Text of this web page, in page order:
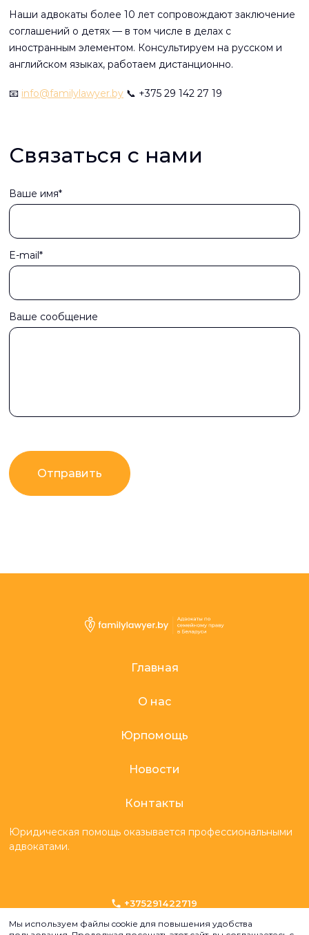
Наши адвокаты более 10 лет сопровождают заключение
соглашений о детях — в том числе в делах с
иностранным элементом. Консультируем на русском и
английском языках, работаем дистанционно.
📧 info@familylawyer.by 📞 +375 29 142 27 19
Связаться с нами
Ваше имя*
E-mail*
Ваше сообщение
Отправить
Главная
О нас
Юрпомощь
Новости
Контакты
Юридическая помощь оказывается профессиональными
адвокатами.
+375291422719
info@familylawyer.by
Мы используем файлы cookie для повышения удобства